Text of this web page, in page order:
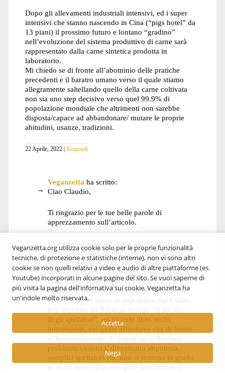
Dopo gli allevamenti industriali intensivi, ed i super
intensivi che stanno nascendo in Cina (“pigs hotel” da
13 piani) il prossimo futuro e lontano “gradino”
nell’evoluzione del sistema produttivo di carne sarà
rappresentato dalla carne sintetica prodotta in
laboratorio.
Mi chiedo se di fronte all’abominio delle pratiche
precedenti e il baratro umano verso il quale stiamo
allegramente saltellando quello della carne coltivata
non sia uno step decisivo verso quel 99.9% di
popolazione mondiale che altrimenti non sarebbe
disposta/capace ad abbandonare/ mutare le proprie
abitudini, usanze, tradizioni.
22 Aprile, 2022 Rispondi
Veganzetta ha scritto:
Ciao Claudio,
Ti ringrazio per le tue belle parole di
apprezzamento sull’articolo.
La reazione emotiva che le investigazioni
(necessarie!) sulla condizione degli Animali
negli allevamenti generano sul pubblico, è la
stessa che generano le immagini della guerra,
della distruzione ambientale, delle foreste in
fiamme, o dei cataclismi naturali ed ha a che
vedere con un senso di impotenza che è stato
ben descritto da Bauman nel suo “Il secolo
degli spettatori”, un piccolo libro molto
interessante, nel quale affermava che di fronte
al bombardamento di notizie su sofferenza,
problemi, violenza, diventiamo impotenti,
semplici spettatori che non si sentono in grado
in alcun modo di partecipare attivamente a
Veganzetta.org utilizza cookie solo per le proprie funzionalità
tecniche, di protezione e statistiche (interne), non vi sono altri
cookie se non quelli relativi a video e audio di altre piattaforme (es.
Youtube) incorporati in alcune pagine del sito. Se vuoi saperne di
più visita la pagina dell'infornativa sui cookie. Veganzetta ha
un'indole molto riservata.
Accetta
Nega